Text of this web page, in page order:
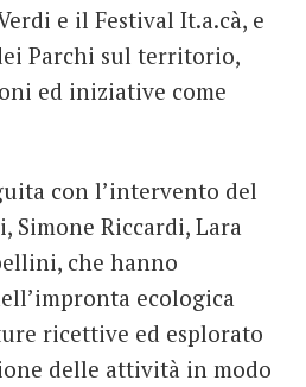
e il Festival It.a.cà, e
Parchi sul territorio,
ed iniziative come
con l’intervento del
Simone Riccardi, Lara
che hanno
ecologica
ricettive ed esplorato
delle attività in modo